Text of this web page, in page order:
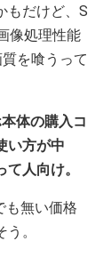
もだけど、S
像処理性能
を喰うって
体の購入コ
い方が中
人向け。
も無い価格
。